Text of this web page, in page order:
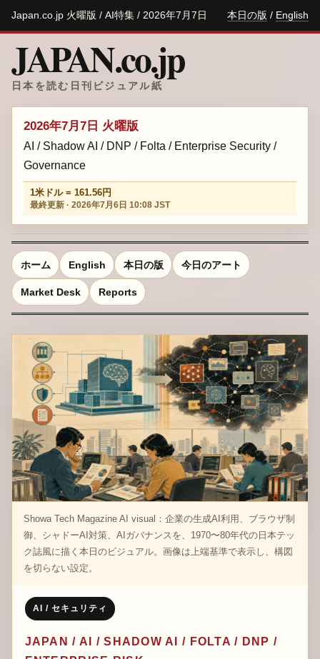
Japan.co.jp 火曜版 / AI特集 / 2026年7月7日 本日の版 / English
JAPAN.co.jp
日本を読む日刊ビジュアル紙
2026年7月7日 火曜版
AI / Shadow AI / DNP / Folta / Enterprise Security /
Governance
1米ドル = 161.56円
最終更新 · 2026年7月6日 10:08 JST
ホーム English 本日の版 今日のアート
Market Desk Reports
Showa Tech Magazine AI visual：企業の生成AI利用、ブラウザ制
御、シャドーAI対策、AIガバナンスを、1970〜80年代の日本テッ
ク誌風に描く本日のビジュアル。画像は上端基準で表示し、構図
を切らない設定。
AI / セキュリティ
JAPAN / AI / SHADOW AI / FOLTA / DNP /